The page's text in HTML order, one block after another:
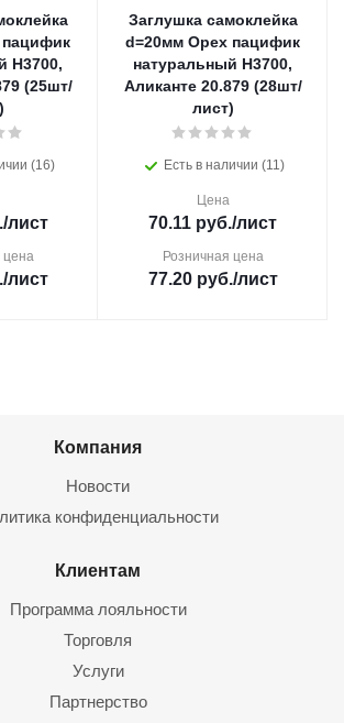
H3700,
(25шт/
(16)
/лист
цена
/лист
Заглушка самоклейка
d=20мм Орех пацифик
натуральный H3700,
Аликанте 20.879 (28шт/
лист)
Есть в наличии (11)
Цена
70.11 руб./лист
Розничная цена
77.20руб./лист
Компания
Новости
конфиденциальности
Клиентам
Программа лояльности
Торговля
Услуги
Партнерство